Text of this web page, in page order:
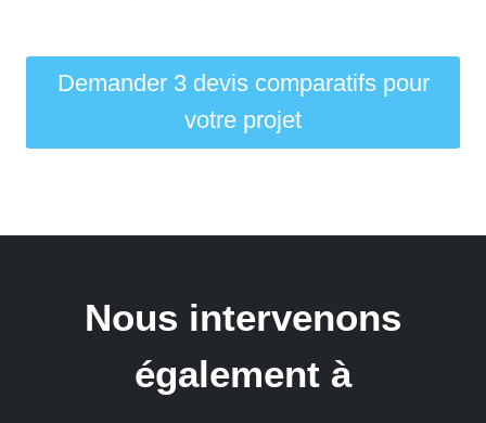
Demander 3 devis comparatifs pour
votre projet
Nous intervenons
également à